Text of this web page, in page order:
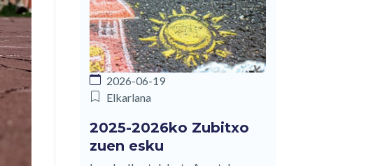
2026-06-19
Elkarlana
2025-2026ko Zubitxo
zuen esku